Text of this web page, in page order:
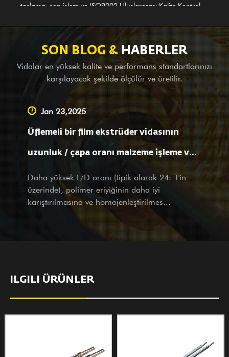
taşlama, son işlem ve ISO9002 Uluslararası Kalite Kontrol
uluslararası standartlara uygundur. GⅡ 113 nikel bazlı alaşımlı
(en son 3# çelik) vidalı silindir de ilk ürünlerimizden biridir;
alaşımlı bimetal (PTA) kaynağı için geçerlidir. Yurtdışındaki
komple makine şirketlerine denge ekipmanı sağlamanın yanı
sıra, yurt içindeki büyük ve küçük şirketler için OEM hizmeti, etüt
ve haritalama desteğinin yanı sıra tasarım hizmetlerini de
üstlenen lider bir Tedarikçiyiz. Ürün ve hizmetlerle mevcut
ortağımız veya potansiyel müşterimiz olursanız olun, ziyaretinizi
ve sorularınızı tüm kalbimizle ve düşünceli hizmetlerimizle sıcak
SON BLOG & HABERLER
Vidalar en yüksek kalite ve performans standartlarınızı
karşılayacak şekilde ölçülür ve üretilir.
Jan 23,2025
Üflemeli bir film ekstrüder vidasının
uzunluk / çapa oranı malzeme işleme ve
film özelliklerini nasıl etkiler?
Daha yüksek L/D oranı (tipik olarak 24: 1'in
üzerinde), polimer eriyiğinin daha iyi
karıştırılmasına ve homojenleştirilmes...
ILGILI ÜRÜNLER